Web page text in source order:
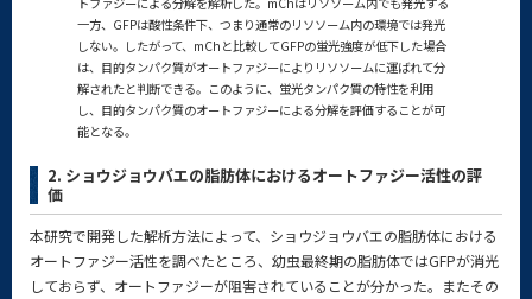
一方、GFPは酸性条件下、つまり通常のリソソーム内の環境では発光
しない。したがって、mChと比較してGFPの蛍光強度が低下した場合
は、目的タンパク質がオートファジーによりリソソームに運ばれて分
解されたと判断できる。このように、蛍光タンパク質の特性を利用
し、目的タンパク質のオートファジーによる分解を評価することが可
能となる。
2. ショウジョウバエの脂肪体におけるオートファジー活性の評
価
本研究で開発した解析方法によって、ショウジョウバエの脂肪体における
オートファジー活性を調べたところ、幼虫最終期の脂肪体ではGFPが消光
しておらず、オートファジーが阻害されていることが分かった。またその